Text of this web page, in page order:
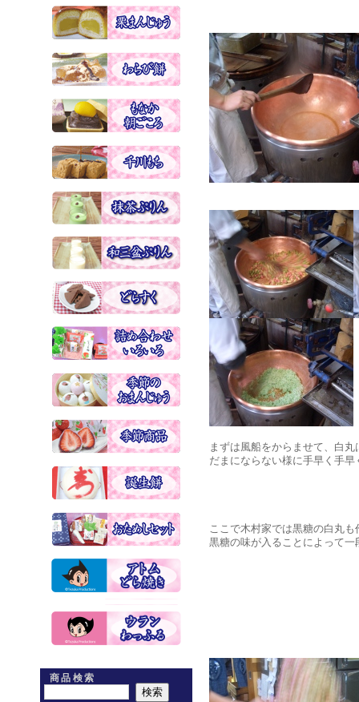
商品検索
まずは風船をからませて、白
だまにならない様に手早く手早
ここで木村家では黒糖の白丸も
黒糖の味が入ることによって